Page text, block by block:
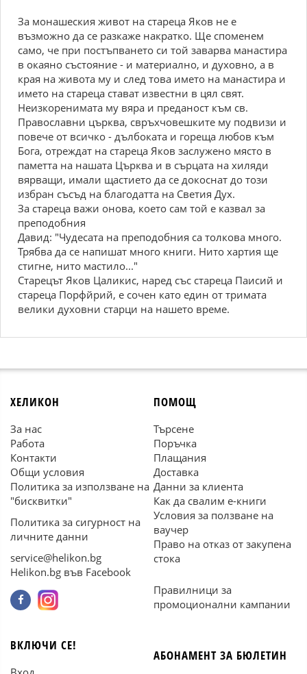
За монашеския живот на стареца Яков не е
възможно да се разкаже накратко. Ще споменем
само, че при постъпването си той заварва манастира
в окаяно състояние - и материално, и духовно, а в
края на живота му и след това името на манастира и
името на стареца стават известни в цял свят.
Неизкоренимата му вяра и преданост към св.
Православни църква, свръхчовешките му подвизи и
повече от всичко - дълбоката и гореща любов към
Бога, отреждат на стареца Яков заслужено място в
паметта на нашата Църква и в сърцата на хиляди
вярващи, имали щастието да се докоснат до този
избран съсъд на благодатта на Светия Дух.
За стареца важи онова, което сам той е казвал за
преподобния
Давид: "Чудесата на преподобния са толкова много.
Трябва да се напишат много книги. Нито хартия ще
стигне, нито мастило..."
Старецът Яков Цаликис, наред със стареца Паисий и
стареца Порфйрий, е сочен като един от тримата
велики духовни старци на нашето време.
ХЕЛИКОН
За нас
Работа
Контакти
Общи условия
Политика за използване на
"бисквитки"
Политика за сигурност на
личните данни
service@helikon.bg
Helikon.bg във Facebook
ПОМОЩ
Търсене
Поръчка
Плащания
Доставка
Данни за клиента
Как да свалим е-книги
Условия за ползване на
ваучер
Право на отказ от закупена
стока
Правилници за
промоционални кампании
ВКЛЮЧИ СЕ!
АБОНАМЕНТ ЗА БЮЛЕТИН